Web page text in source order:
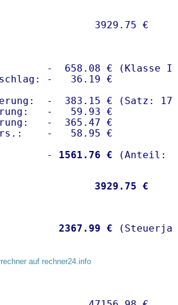
-  658.08 € (Klasse I)
-   36.19 €
-  383.15 € (Satz:
-   59.93 €
-  365.47 €
-   58.95 €
-
1561.76 €
Brutto: 3929.75 €
2367.99 €
auf rechner24.info